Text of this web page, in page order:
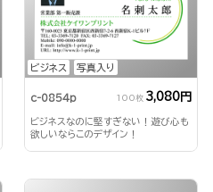
ビジネス 写真入り
c-0854p 100枚 3,080円
ビジネスなのに堅すぎない！遊び心も
欲しいならこのデザイン！